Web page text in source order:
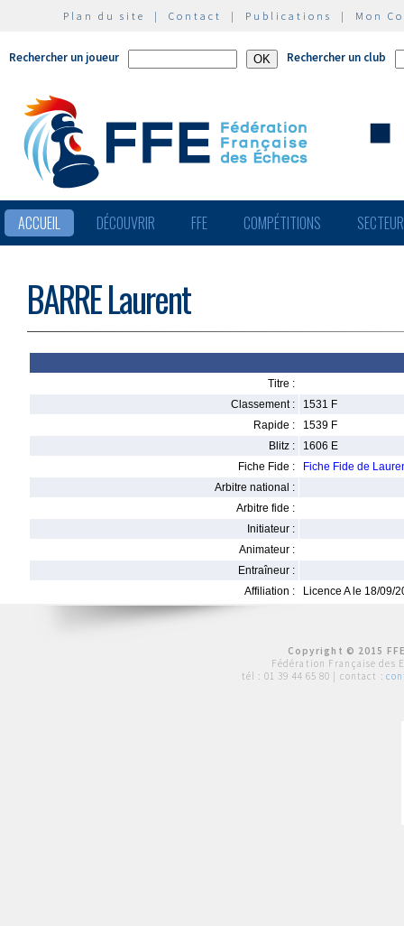
Plan du site | Contact | Publications | Mon
Rechercher un joueur Rechercher un club
ACCUEIL DÉCOUVRIR FFE COMPÉTITIONS
BARRE Laurent
Titre :
Classement :
1531 F
Rapide :
1539 F
Blitz :
1606 E
Fiche Fide :
Fiche Fide de
Arbitre national :
Arbitre fide :
Initiateur :
Animateur :
Entraîneur :
Affiliation :
Licence A le 18/09/
Copyright © 2015
Fédération Française des
tél : 01 39 44 65 80 | contact :